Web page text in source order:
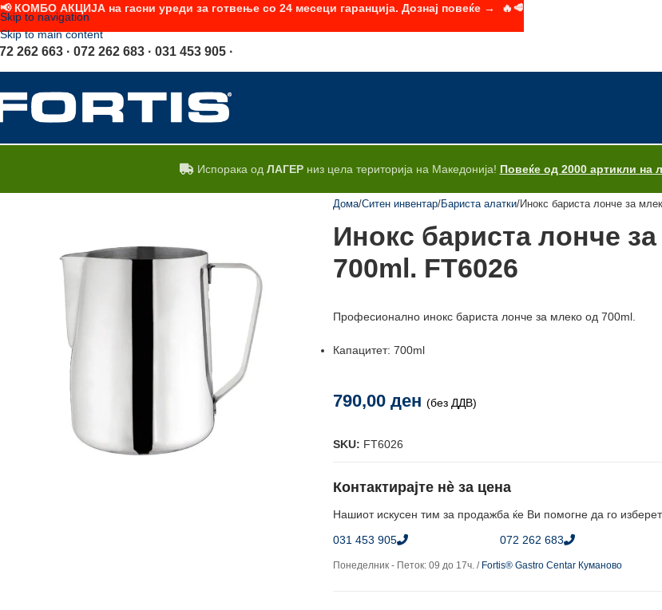
Skip to navigation
Skip to main content
262 663 · 072 262 683 · 031 453 905 ·
Испорака од ЛАГЕРниз цела територија на Македонија! Повеќе од 2000 артикли на
Дома Ситен инвентар Бариста алатки Инокс бариста лонче за
Инокс бариста лонче
700ml. FT6026
Професионално инокс бариста лонче за млеко од 700ml.
Капацитет: 700ml
790,00ден (без ДДВ)
SKU: FT6026
Контактирајте нè за цена
Нашиот искусен тим за продажба ќе Ви помогне да го
031 453 905
072 262 683
Понеделник - Петок: 09 до 17ч. / Fortis® Gastro Centar Куманово
📢 КОМБО АКЦИЈА на гасни уреди за готвење со 24 месеци гаранција. Дознај повеќе → 🔥🥩